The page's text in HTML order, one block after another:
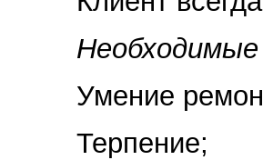
Умение
Терпение;